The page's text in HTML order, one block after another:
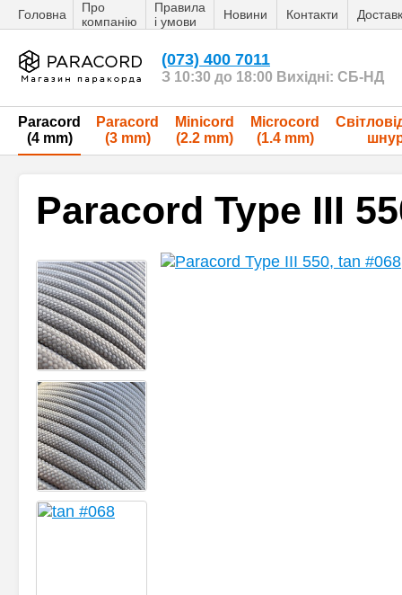
Головна
Про
компанію
Правила
і умови
Новини Контакти
(073) 400 7011
З 10:30 до 18:00 Вихідні: СБ-НД
Paracord
(4 mm)
Paracord
(3 mm)
Minicord
(2.2 mm)
Microcord
(1.4 mm)
Paracord Type III